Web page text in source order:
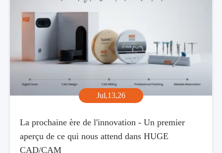
Jul,13,26
La prochaine ère de l'innovation - Un premier
aperçu de ce qui nous attend dans HUGE
CAD/CAM